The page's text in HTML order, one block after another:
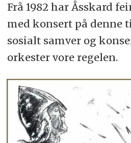
Frå 1982 har Åsskard
med konsert på denne
sosialt samver og
orkester vore regelen.